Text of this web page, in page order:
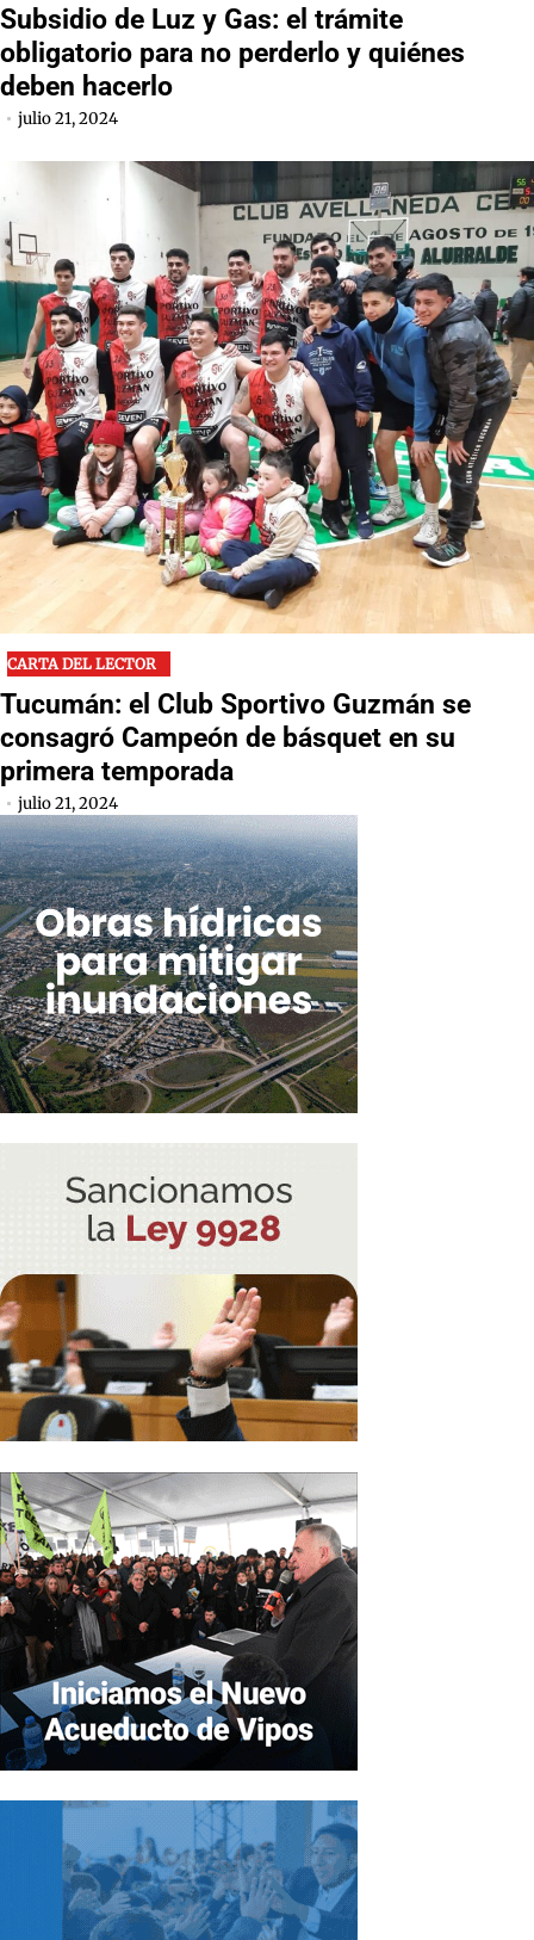
Subsidio de Luz y Gas: el trámite
obligatorio para no perderlo y quiénes
deben hacerlo
julio 21, 2024
CARTA DEL LECTOR
Tucumán: el Club Sportivo Guzmán se
consagró Campeón de básquet en su
primera temporada
julio 21, 2024